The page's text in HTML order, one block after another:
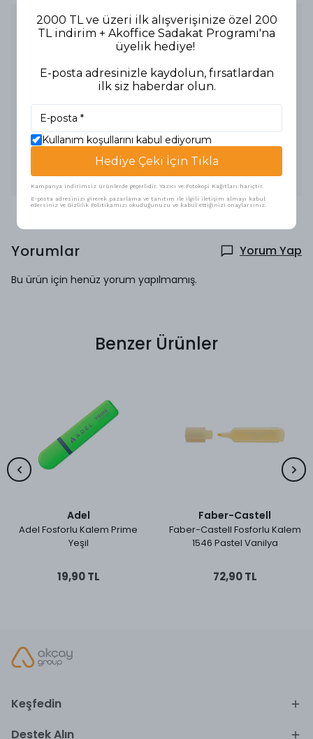
Ürün Açıklaması
-Su bazlı mürekkep kullanır, yüksek renk parlaklığına
-Kesik uç kalınlığı 2-5 mm arasında değişir, bu da geniş bir
yazma ve vurgulama aralığı sağlar.
kamışı bazlı kaynaklardan yapılmıştır, bu da onu çevre
dostu kılar.
-Blue Angel eko etiketi ile ödüllendirilmiştir ve iklim nötr bir
üründür.
-Edding HTK 25 yeniden doldurma hizmeti ile doldurulabilir,
böylece ekonomik ve uzun ömürlü bir kullanım sunar.
-Kokusuz ve ışık geçirmezdir; neredeyse tüm kağıt
yüzeylerinde kullanım için uygundur.
Yorumlar Yorum Yap
Bu ürün için henüz yorum yapılmamış.
Benzer Ürünler
Adel
Adel Fosforlu Kalem Prime
Yeşil
19,90 TL
Faber-Castell
Faber-Castell Fosforlu Kalem
1546 Pastel Vanilya
72,90 TL
Keşfedin
Destek Alın
2000 TL ve üzeri ilk alışverişinize özel 200
TL indirim + Akoffice Sadakat Programı'na
üyelik hediye!
E-posta adresinizle kaydolun, fırsatlardan
ilk siz haberdar olun.
Kullanım koşullarını kabul ediyorum
Hediye Çeki İçin Tıkla
Kampanya indirimsiz ürünlerde geçerlidir. Yazıcı ve Fotokopi Kağıtları hariçtir.
E-posta adresinizi girerek pazarlama ve tanıtım ile ilgili iletişim almayı kabul
edersiniz ve Gizlilik Politikamızı okuduğunuzu ve kabul ettiğinizi onaylarsınız.